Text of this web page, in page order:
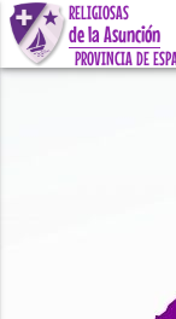
RELIGIOSAS
de la Asunción
PROVINCIA DE